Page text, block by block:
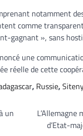
notamment
comme
gagnant », sans
une
réelle de cette
, Russie,
un
d’Etat-